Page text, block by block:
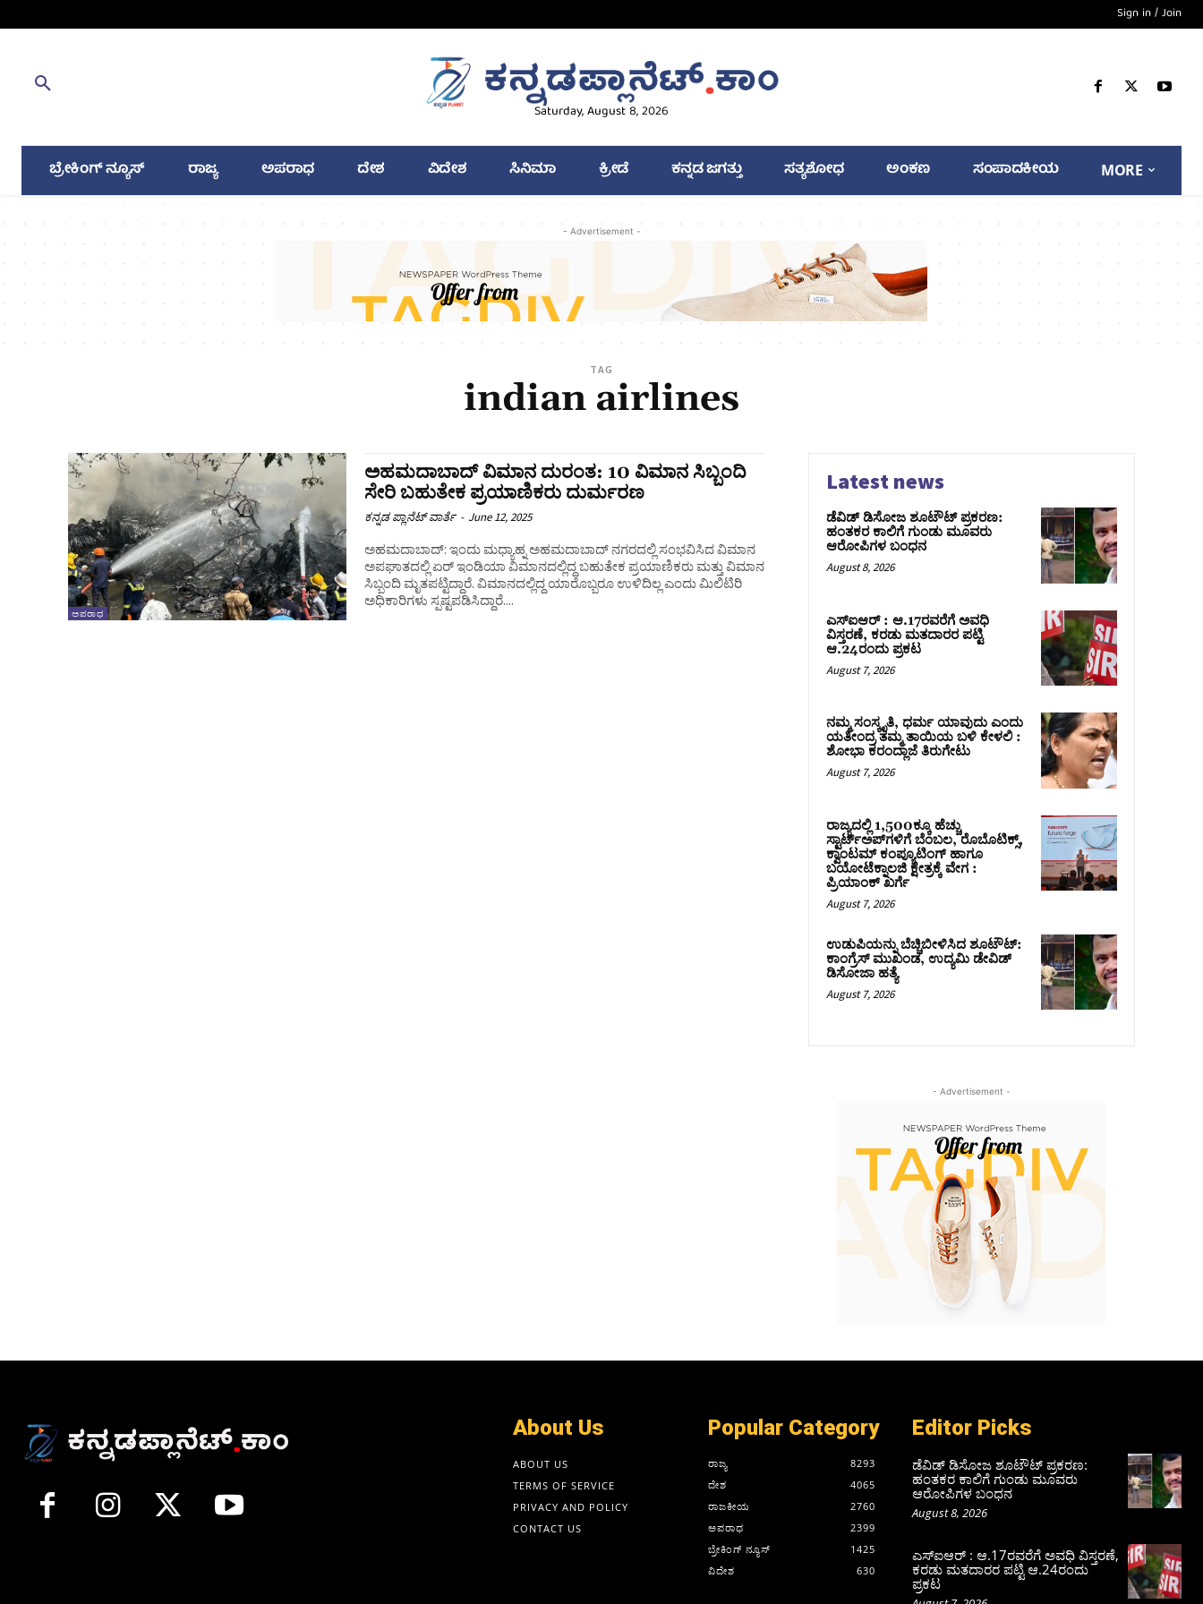
Sign in / Join
Saturday, August 8, 2026
ಬ್ರೇಕಿಂಗ್ ನ್ಯೂಸ್ ರಾಜ್ಯ ಅಪರಾಧ ದೇಶ ವಿದೇಶ ಸಿನಿಮಾ ಕ್ರೀಡೆ ಕನ್ನಡ ಜಗತ್ತು ಸತ್ಯಶೋಧ ಅಂಕಣ ಸಂಪಾದಕೀಯ MORE
- Advertisement -
TAG
indian airlines
ಅಪರಾಧ
ಅಹಮದಾಬಾದ್‌ ವಿಮಾನ ದುರಂತ: 10 ವಿಮಾನ ಸಿಬ್ಬಂದಿ
ಸೇರಿ ಬಹುತೇಕ ಪ್ರಯಾಣಿಕರು ದುರ್ಮರಣ
ಕನ್ನಡ ಪ್ಲಾನೆಟ್ ವಾರ್ತೆ - June 12, 2025
ಅಹಮದಾಬಾದ್‌: ಇಂದು ಮಧ್ಯಾಹ್ನ ಅಹಮದಾಬಾದ್‌ ನಗರದಲ್ಲಿ ಸಂಭವಿಸಿದ ವಿಮಾನ
ಅಪಘಾತದಲ್ಲಿ ಏರ್ ಇಂಡಿಯಾ ವಿಮಾನದಲ್ಲಿದ್ದ ಬಹುತೇಕ ಪ್ರಯಾಣಿಕರು ಮತ್ತು ವಿಮಾನ
ಸಿಬ್ಬಂದಿ ಮೃತಪಟ್ಟಿದ್ದಾರೆ. ವಿಮಾನದಲ್ಲಿದ್ದ ಯಾರೊಬ್ಬರೂ ಉಳಿದಿಲ್ಲ ಎಂದು ಮಿಲಿಟಿರಿ
ಅಧಿಕಾರಿಗಳು ಸ್ಪಷ್ಟಪಡಿಸಿದ್ದಾರೆ....
Latest news
ಡೆವಿಡ್ ಡಿಸೋಜ ಶೂಟೌಟ್ ಪ್ರಕರಣ:
ಹಂತಕರ ಕಾಲಿಗೆ ಗುಂಡು ಮೂವರು
ಆರೋಪಿಗಳ ಬಂಧನ
August 8, 2026
ಎಸ್‌ಐಆರ್‌ : ಆ.17ರವರೆಗೆ ಅವಧಿ
ವಿಸ್ತರಣೆ, ಕರಡು ಮತದಾರರ ಪಟ್ಟಿ
ಆ.24ರಂದು ಪ್ರಕಟ
August 7, 2026
ನಮ್ಮ ಸಂಸ್ಕೃತಿ, ಧರ್ಮ ಯಾವುದು ಎಂದು
ಯತೀಂದ್ರ ತಮ್ಮ ತಾಯಿಯ ಬಳಿ ಕೇಳಲಿ :
ಶೋಭಾ ಕರಂದ್ಲಾಜೆ ತಿರುಗೇಟು
August 7, 2026
ರಾಜ್ಯದಲ್ಲಿ 1,500ಕ್ಕೂ ಹೆಚ್ಚು
ಸ್ಟಾರ್ಟ್‌ಅಪ್‌ಗಳಿಗೆ ಬೆಂಬಲ, ರೊಬೊಟಿಕ್ಸ್,
ಕ್ವಾಂಟಮ್ ಕಂಪ್ಯೂಟಿಂಗ್ ಹಾಗೂ
ಬಯೋಟೆಕ್ನಾಲಜಿ ಕ್ಷೇತ್ರಕ್ಕೆ ವೇಗ :
ಪ್ರಿಯಾಂಕ್‌ ಖರ್ಗೆ
August 7, 2026
ಉಡುಪಿಯನ್ನು ಬೆಚ್ಚಿಬೀಳಿಸಿದ ಶೂಟೌಟ್‌:
ಕಾಂಗ್ರೆಸ್‌ ಮುಖಂಡ, ಉದ್ಯಮಿ ಡೇವಿಡ್
ಡಿಸೋಜಾ ಹತ್ಯೆ
August 7, 2026
- Advertisement -
About Us
ABOUT US
TERMS OF SERVICE
PRIVACY AND POLICY
CONTACT US
Popular Category
ರಾಜ್ಯ
8293
ದೇಶ
4065
ರಾಜಕೀಯ
2760
ಅಪರಾಧ
2399
ಬ್ರೇಕಿಂಗ್ ನ್ಯೂಸ್
1425
ವಿದೇಶ
630
Editor Picks
ಡೆವಿಡ್ ಡಿಸೋಜ ಶೂಟೌಟ್ ಪ್ರಕರಣ:
ಹಂತಕರ ಕಾಲಿಗೆ ಗುಂಡು ಮೂವರು
ಆರೋಪಿಗಳ ಬಂಧನ
August 8, 2026
ಎಸ್‌ಐಆರ್‌ : ಆ.17ರವರೆಗೆ ಅವಧಿ ವಿಸ್ತರಣೆ,
ಕರಡು ಮತದಾರರ ಪಟ್ಟಿ ಆ.24ರಂದು
ಪ್ರಕಟ